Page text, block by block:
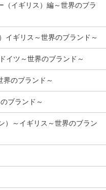
イギリス）編～世界のブラ
ギリス～世界のブランド～
イツ～世界のブランド～
界のブランド～
ブランド～
）～イギリス～世界のブラン